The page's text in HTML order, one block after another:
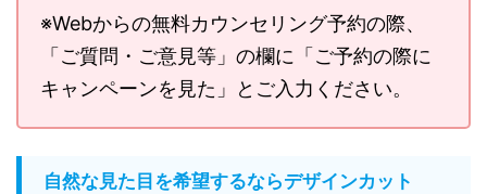
※Webからの無料カウンセリング予約の際、
「ご質問・ご意見等」の欄に「ご予約の際に
キャンペーンを見た」とご入力ください。
自然な見た目を希望するならデザインカット